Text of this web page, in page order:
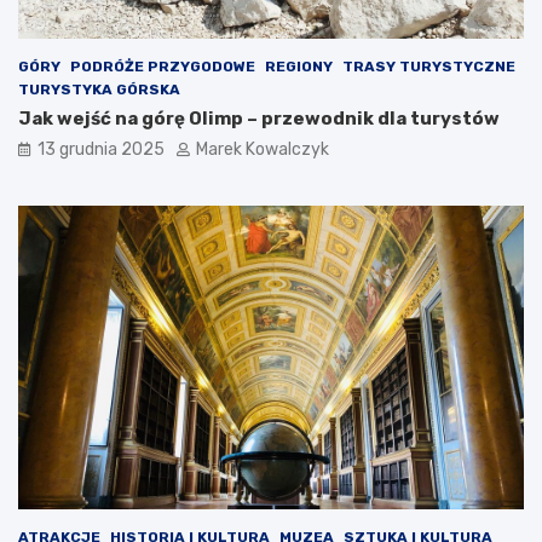
c
z
y
ć
?
e
GÓRY PODRÓŻE PRZYGODOWE REGIONY
TRASY TURYSTYCZNE
TURYSTYKA GÓRSKA
Jak wejść na górę Olimp – przewodnik dla turystów
13 grudnia 2025 Marek Kowalczyk
ATRAKCJE HISTORIA I KULTURA MUZEA SZTUKA I KULTURA